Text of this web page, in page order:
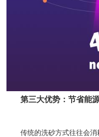
第三大优势：节省能
传统的洗砂方式往往会消